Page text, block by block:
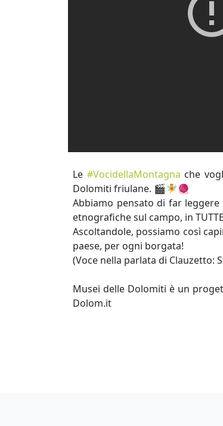
Le #VocidellaMontagna che
Dolomiti friulane. 🎬🧚🧶
Abbiamo pensato di far
etnografiche sul campo, in
Ascoltandole, possiamo così
paese, per ogni borgata!
(Voce nella parlata di Clauzetto:
Musei delle Dolomiti è un
Dolom.it